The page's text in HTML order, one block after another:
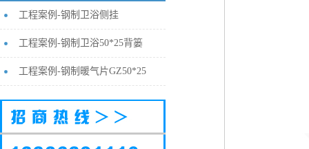
工程案例-钢制卫浴侧挂
工程案例-钢制卫浴50*25背篓
工程案例-钢制暖气片GZ50*25